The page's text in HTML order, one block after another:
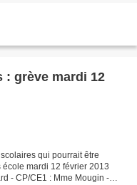
: grève mardi 12
qui pourrait être
mardi 12 février 2013
- CP/CE1 : Mme Mougin -